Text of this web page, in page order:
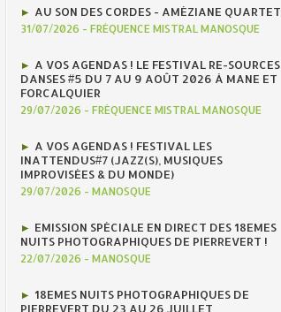
AU SON DES CORDES - AMÉZIANE QUARTET
31/07/2026 - FRÉQUENCE MISTRAL MANOSQUE
A VOS AGENDAS ! LE FESTIVAL RE-SOURCES,
DANSES #5 DU 7 AU 9 AOÛT 2026 À MANE ET
FORCALQUIER
29/07/2026 - FRÉQUENCE MISTRAL MANOSQUE
A VOS AGENDAS ! FESTIVAL LES
INATTENDUS#7 (JAZZ(S), MUSIQUES
IMPROVISÉES & DU MONDE)
29/07/2026 - MANOSQUE
EMISSION SPÉCIALE EN DIRECT DES 18EMES
NUITS PHOTOGRAPHIQUES DE PIERREVERT !
22/07/2026 - MANOSQUE
18EMES NUITS PHOTOGRAPHIQUES DE
PIERREVERT DU 23 AU 26 JUILLET